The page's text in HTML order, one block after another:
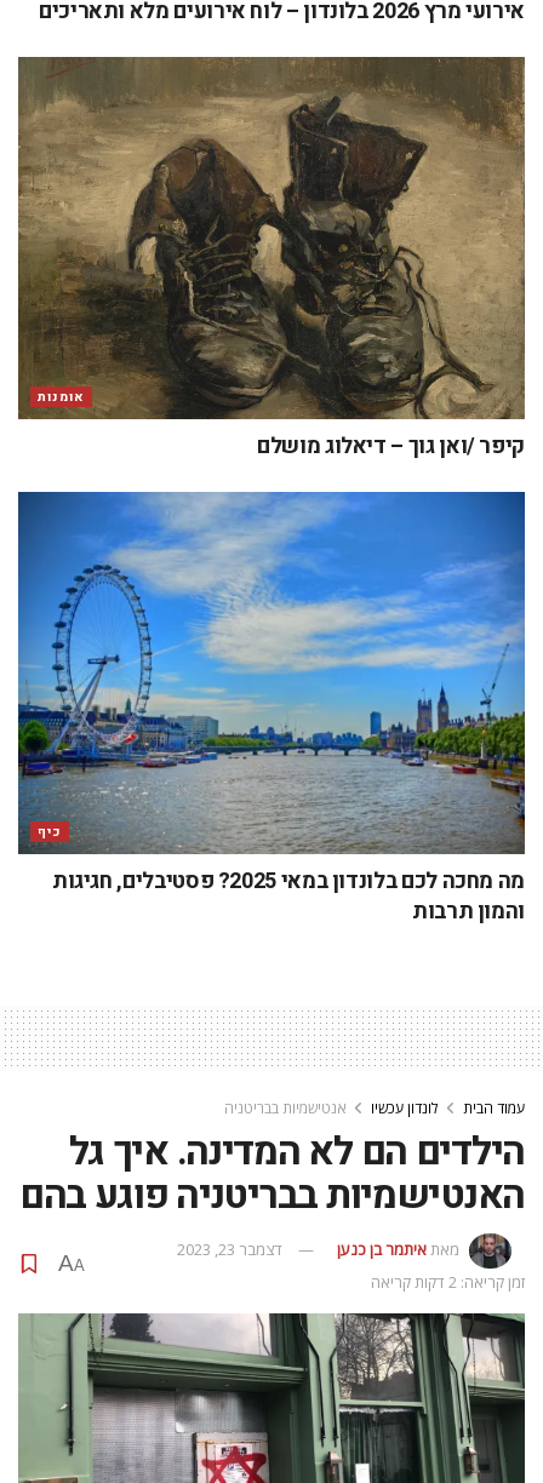
אירועי מרץ 2026 בלונדון – לוח אירועים מלא ותאריכים
אומנות
קיפר /ואן גוך – דיאלוג מושלם
כיף
מה מחכה לכם בלונדון במאי 2025? פסטיבלים, חגיגות
והמון תרבות
עמוד הבית לונדון עכשיו אנטישמיות בבריטניה
הילדים הם לא המדינה. איך גל
האנטישמיות בבריטניה פוגע בהם
מאתאיתמר בן כנען
דצמבר 23, 2023
זמן קריאה: 2 דקות קריאה
A
A